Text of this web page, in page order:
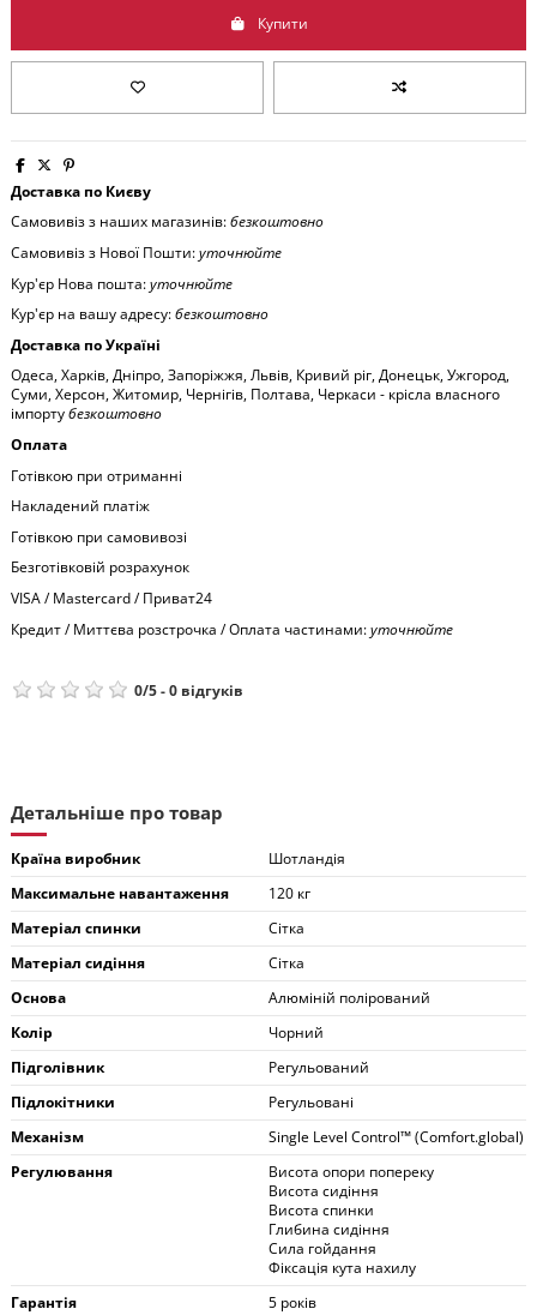
Купити
Доставка по Києву
Самовивіз з наших магазинів:безкоштовно
Самовивіз з Нової Пошти:уточнюйте
Кур'єр Нова пошта:уточнюйте
Кур'єр на вашу адресу:безкоштовно
Доставка по Україні
Одеса, Харків, Дніпро, Запоріжжя, Львів, Кривий ріг, Донецьк, Ужгород,
Суми, Херсон, Житомир, Чернігів, Полтава, Черкаси - крісла власного
імпортубезкоштовно
Оплата
Готівкою при отриманні
Накладений платіж
Готівкою при самовивозі
Безготівковій розрахунок
VISA / Mastercard / Приват24
Кредит / Миттєва розстрочка / Оплата частинами:уточнюйте
0/5-0 відгуків
Детальніше про товар
Країна виробник
Шотландія
Максимальне навантаження
120 кг
Матеріал спинки
Сітка
Матеріал сидіння
Сітка
Основа
Алюміній полірований
Колір
Чорний
Підголівник
Регульований
Підлокітники
Регульовані
Механізм
Single Level Control™ (Comfort.global)
Регулювання
Висота опори попереку
Висота сидіння
Висота спинки
Глибина сидіння
Сила гойдання
Фіксація кута нахилу
Гарантія
5 років